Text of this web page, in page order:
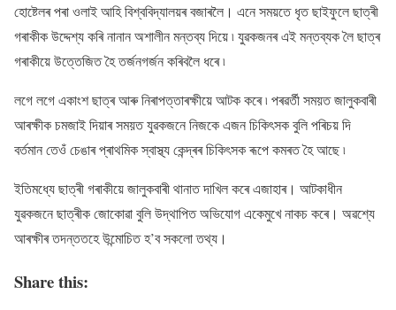
হোষ্টেলৰ পৰা ওলাই আহি বিশ্ববিদ্যালয়ৰ বজাৰলৈ। এনে সময়তে ধৃত ছাইফুলে ছাত্ৰী
গৰাকীক উদ্দেশ্য কৰি নানান অশালীন মন্তব্য দিয়ে ৷ যুৱকজনৰ এই মন্তব্যক লৈ ছাত্ৰ
গৰাকীয়ে উত্তেজিত হৈ তৰ্জনগৰ্জন কৰিবলৈ ধৰে ৷
লগে লগে একাংশ ছাত্ৰ আৰু নিৰাপত্তাৰক্ষীয়ে আটক কৰে ৷ পৰৱৰ্তী সময়ত জালুকবাৰী
আৰক্ষীক চমজাই দিয়াৰ সময়ত যুৱকজনে নিজকে এজন চিকিৎসক বুলি পৰিচয় দি
বৰ্তমান তেওঁ চেঙাৰ প্ৰাথমিক স্বাস্থ্য কেন্দ্ৰৰ চিকিৎসক ৰূপে কমৰত হৈ আছে ৷
ইতিমধ্যে ছাত্ৰী গৰাকীয়ে জালুকবাৰী থানাত দাখিল কৰে এজাহাৰ। আটকাধীন
যুৱকজনে ছাত্ৰীক জোকোৱা বুলি উদ্থাপিত অভিযোগ একেমুখে নাকচ কৰে। অৱশ্যে
আৰক্ষীৰ তদন্ততহে উন্মোচিত হ’ব সকলো তথ্য।
Share this: